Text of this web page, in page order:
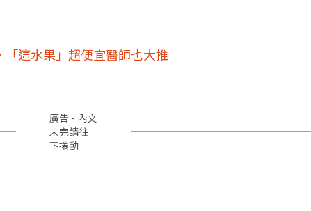
這水果」超便宜醫師也大推
廣告 - 內文
未完請往
下捲動